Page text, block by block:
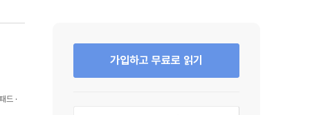
드
가입하고 무료로 읽기